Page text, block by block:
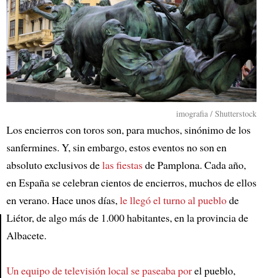
imografia / Shutterstock
Los encierros con toros son, para muchos, sinónimo de los
sanfermines. Y, sin embargo, estos eventos no son en
absoluto exclusivos delas fiestasde Pamplona. Cada año,
en España se celebran cientos de encierros, muchos de ellos
en verano. Hace unos días,le llegó el turno al pueblode
Liétor, de algo más de 1.000 habitantes, en la provincia de
Albacete.
Un equipo de televisión local se paseaba porel pueblo,